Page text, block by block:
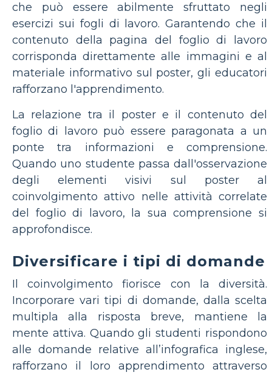
che può essere abilmente sfruttato negli
esercizi sui fogli di lavoro. Garantendo che il
contenuto della pagina del foglio di lavoro
corrisponda direttamente alle immagini e al
materiale informativo sul poster, gli educatori
rafforzano l'apprendimento.
La relazione tra il poster e il contenuto del
foglio di lavoro può essere paragonata a un
ponte tra informazioni e comprensione.
Quando uno studente passa dall'osservazione
degli elementi visivi sul poster al
coinvolgimento attivo nelle attività correlate
del foglio di lavoro, la sua comprensione si
approfondisce.
Diversificare i tipi di domande
Il coinvolgimento fiorisce con la diversità.
Incorporare vari tipi di domande, dalla scelta
multipla alla risposta breve, mantiene la
mente attiva. Quando gli studenti rispondono
alle domande relative all’infografica inglese,
rafforzano il loro apprendimento attraverso